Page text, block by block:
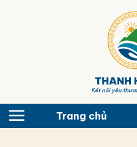
Trang chủ